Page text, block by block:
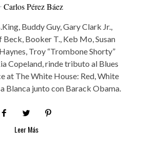
Carlos Pérez Báez
Buddy Guy, Gary Clark Jr.,
Booker T., Keb Mo, Susan
Troy “Trombone Shorty”
Copeland, rinde tributo al Blues
at The White House: Red, White
Blanca junto con Barack Obama.
Leer Más